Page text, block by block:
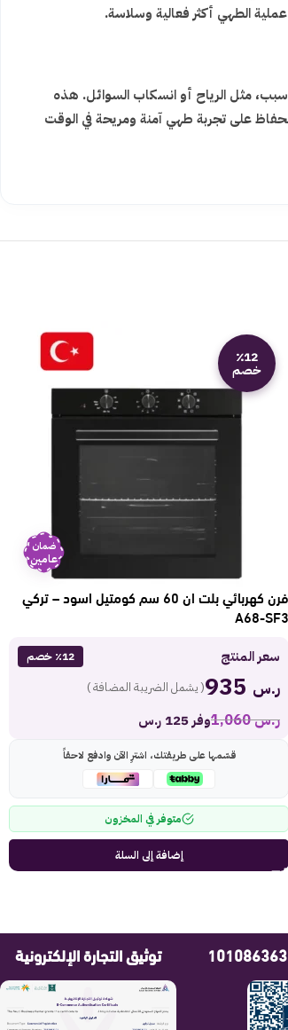
الطهي أكثر فعالية وسلاسة.
مثل الرياح أو انسكاب السوائل. هذه
على تجربة طهي آمنة ومريحة في الوقت
٪12
خصم
ضمان
عامين
فرن كهربائي بلت ان 60 سم كومتيل اسود – تركي
A68-SF3
سعر المنتج ٪12 خصم
ر.س ( يشمل الضريبة المضافة )
ر.س1,060 وفر 125 ر.س
قسّمها على طريقتك، اشترِ الآن وادفع لاحقاً
متوفر في المخزون
إضافة إلى السلة
توثيق التجارة الإلكترونية